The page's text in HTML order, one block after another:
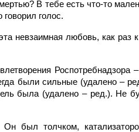
В тебе есть что-то
голос.
невзаимная любовь, как раз
Роспотребнадзора
были сильные (удалено –
была (удалено – ред.). Не
был толчком,